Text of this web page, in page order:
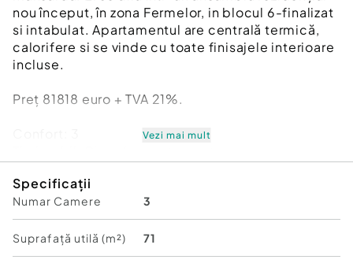
nou început, în zona Fermelor, in blocul 6-finalizat
si intabulat. Apartamentul are centrală termică,
calorifere si se vinde cu toate finisajele interioare
incluse.
Preț 81818 euro + TVA 21%.
Vezi mai mult
Specificații
Numar Camere 3
Suprafață utilă (m²) 71